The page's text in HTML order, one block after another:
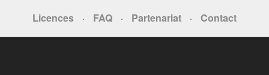
Licences · FAQ · Partenariat · Contact